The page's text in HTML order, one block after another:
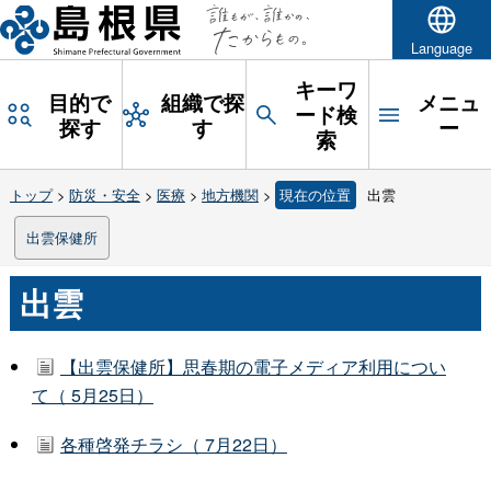
Language
目的で
探す
組織で探
す
キーワ
ード検
索
メニュ
ー
トップ> 防災・安全> 医療 > 地方機関> 現在の位置 出雲
出雲保健所
出雲
【出雲保健所】思春期の電子メディア利用につい
て（ 5月25日）
各種啓発チラシ（ 7月22日）